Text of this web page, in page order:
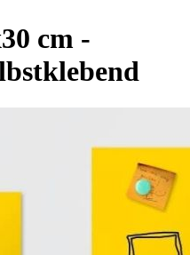
cm -